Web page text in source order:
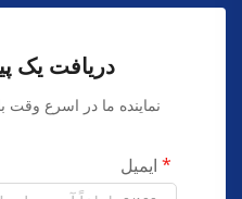
دریافت یک
نماینده ما در اسرع
ایمیل